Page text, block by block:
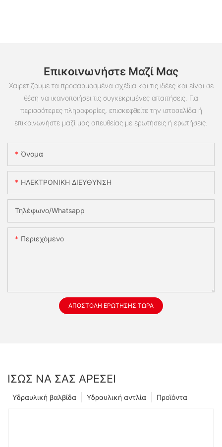
Επικοινωνήστε Μαζί Μας
Χαιρετίζουμε τα προσαρμοσμένα σχέδια και τις ιδέες και είναι σε
θέση να ικανοποιήσει τις συγκεκριμένες απαιτήσεις. Για
περισσότερες πληροφορίες, επισκεφθείτε την ιστοσελίδα ή
επικοινωνήστε μαζί μας απευθείας με ερωτήσεις ή ερωτήσεις.
Όνομα
ΗΛΕΚΤΡΟΝΙΚΗ ΔΙΕΥΘΥΝΣΗ
Τηλέφωνο/whatsapp
Περιεχόμενο
ΑΠΟΣΤΟΛΉ ΕΡΏΤΗΣΗΣ ΤΏΡΑ
ΊΣΩΣ ΝΑ ΣΑΣ ΑΡΈΣΕΙ
Προϊόντα
Υδραυλική αντλία
Υδραυλική βαλβίδα